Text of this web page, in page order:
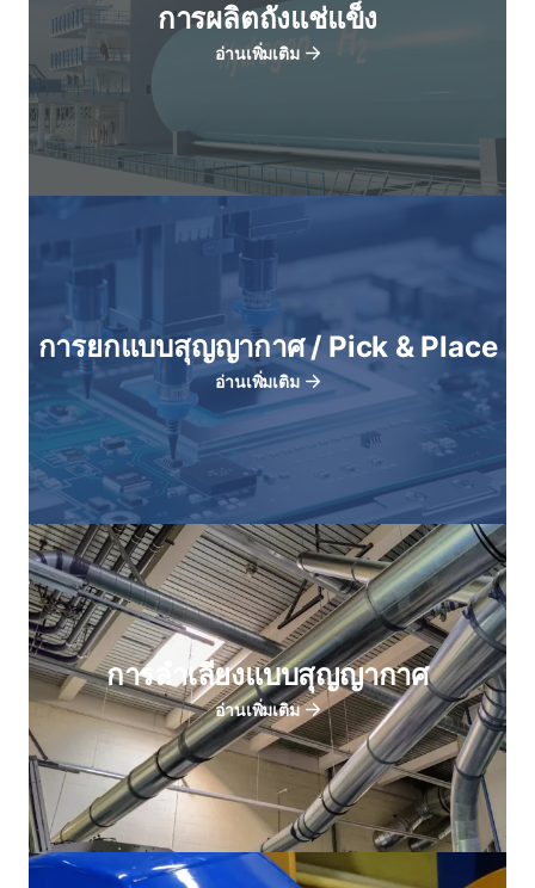
การผลิตถังแช่แข็ง
อ่านเพิ่มเติม
การยกแบบสุญญากาศ / Pick & Place
อ่านเพิ่มเติม
การลําเลียงแบบสุญญากาศ
อ่านเพิ่มเติม